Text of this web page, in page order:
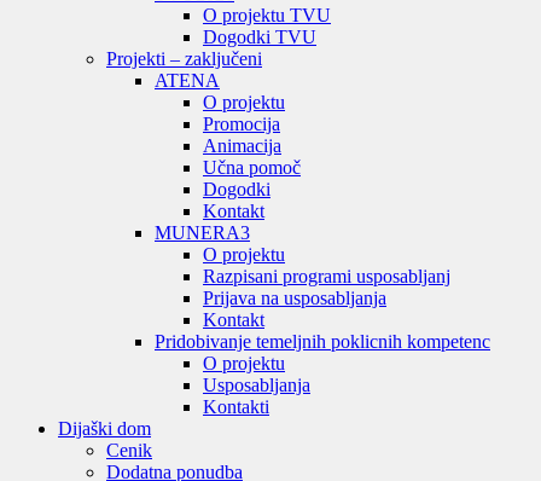
O projektu TVU
Dogodki TVU
Projekti – zaključeni
ATENA
O projektu
Promocija
Animacija
Učna pomoč
Dogodki
Kontakt
MUNERA3
O projektu
Razpisani programi usposabljanj
Prijava na usposabljanja
Kontakt
Pridobivanje temeljnih poklicnih kompetenc
O projektu
Usposabljanja
Kontakti
Dijaški dom
Cenik
Dodatna ponudba